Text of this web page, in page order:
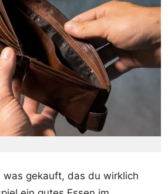
was gekauft, das du wirklich